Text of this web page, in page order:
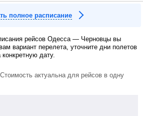
полное расписание
рейсов Одесса — Черновцы вы
вариант перелета, уточните дни полетов
дату.
актуальна для рейсов в одну